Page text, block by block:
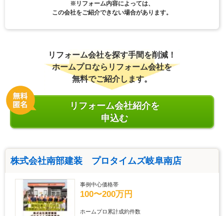
※リフォーム内容によっては、
この会社をご紹介できない場合があります。
リフォーム会社を探す手間を削減！
ホームプロならリフォーム会社を
無料でご紹介します。
リフォーム会社紹介を
申込む
株式会社南部建装 プロタイムズ岐阜南店
事例中心価格帯
100〜200万円
ホームプロ累計成約件数